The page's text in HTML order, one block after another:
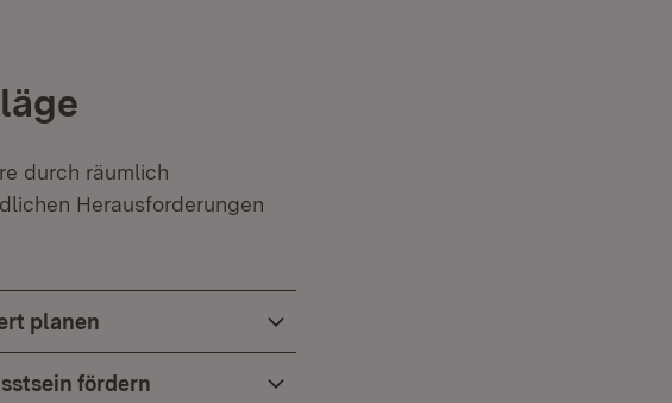
durch räumlich
Herausforderungen
planen
fördern